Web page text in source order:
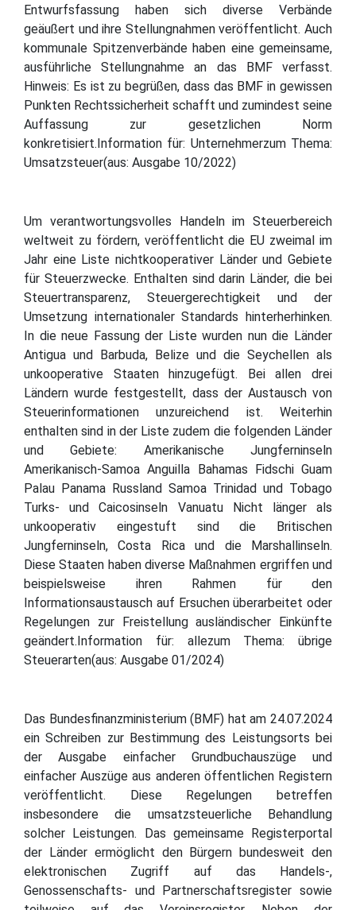
Entwurfsfassung haben sich diverse Verbände
geäußert und ihre Stellungnahmen veröffentlicht. Auch
kommunale Spitzenverbände haben eine gemeinsame,
ausführliche Stellungnahme an das BMF verfasst.
Hinweis: Es ist zu begrüßen, dass das BMF in gewissen
Punkten Rechtssicherheit schafft und zumindest seine
Auffassung zur gesetzlichen Norm
konkretisiert.Information für: Unternehmerzum Thema:
Umsatzsteuer(aus: Ausgabe 10/2022)
Um verantwortungsvolles Handeln im Steuerbereich
weltweit zu fördern, veröffentlicht die EU zweimal im
Jahr eine Liste nichtkooperativer Länder und Gebiete
für Steuerzwecke. Enthalten sind darin Länder, die bei
Steuertransparenz, Steuergerechtigkeit und der
Umsetzung internationaler Standards hinterherhinken.
In die neue Fassung der Liste wurden nun die Länder
Antigua und Barbuda, Belize und die Seychellen als
unkooperative Staaten hinzugefügt. Bei allen drei
Ländern wurde festgestellt, dass der Austausch von
Steuerinformationen unzureichend ist. Weiterhin
enthalten sind in der Liste zudem die folgenden Länder
und Gebiete: Amerikanische Jungferninseln
Amerikanisch-Samoa Anguilla Bahamas Fidschi Guam
Palau Panama Russland Samoa Trinidad und Tobago
Turks- und Caicosinseln Vanuatu Nicht länger als
unkooperativ eingestuft sind die Britischen
Jungferninseln, Costa Rica und die Marshallinseln.
Diese Staaten haben diverse Maßnahmen ergriffen und
beispielsweise ihren Rahmen für den
Informationsaustausch auf Ersuchen überarbeitet oder
Regelungen zur Freistellung ausländischer Einkünfte
geändert.Information für: allezum Thema: übrige
Steuerarten(aus: Ausgabe 01/2024)
Das Bundesfinanzministerium (BMF) hat am 24.07.2024
ein Schreiben zur Bestimmung des Leistungsorts bei
der Ausgabe einfacher Grundbuchauszüge und
einfacher Auszüge aus anderen öffentlichen Registern
veröffentlicht. Diese Regelungen betreffen
insbesondere die umsatzsteuerliche Behandlung
solcher Leistungen. Das gemeinsame Registerportal
der Länder ermöglicht den Bürgern bundesweit den
elektronischen Zugriff auf das Handels-,
Genossenschafts- und Partnerschaftsregister sowie